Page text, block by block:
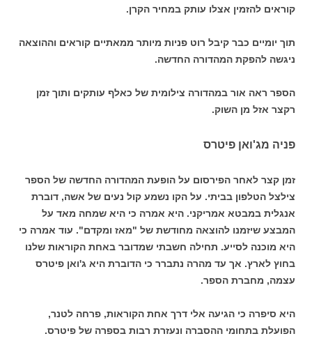
קוראים להזמין אצלו עותק במחיר הקרן.
תוך יומיים כבר קיבל רוט פניות מיותר ממאתיים קוראים וההוצאה
ניגשה להפקת המהדורה החדשה.
הספר ראה אור במהדורה צילומית של כאלף עותקים ותוך זמן
רקצר אזל מן השוק.
פניה מג'ואן פיטרס
זמן קצר לאחר הפירסום על הופעת המהדורה החדשה של הספר
צילצל הטלפון בביתי. על הקו נשמע קול נעים של אשה, דוברת
אנגלית במבטא אמריקני. היא אמרה כי היא שמחה מאד על
המבצע שיזמנו להוצאה מחודשת של "מאז ומקדם". עוד אמרה כי
היא מוכנה לסייע. תחילה חשבתי שמדובר באחת הקוראות שלנו
בחוץ לארץ. אך עד מהרה נתברר כי הדוברת היא ג'ואן פיטרס
עצמה, מחברת הספר.
היא סיפרה כי הגיעה אלי דרך אחת הקוראות, פרחה לטנר,
הפועלת בתחומי ההסברה ונעזרת רבות בספרה של פיטרס.